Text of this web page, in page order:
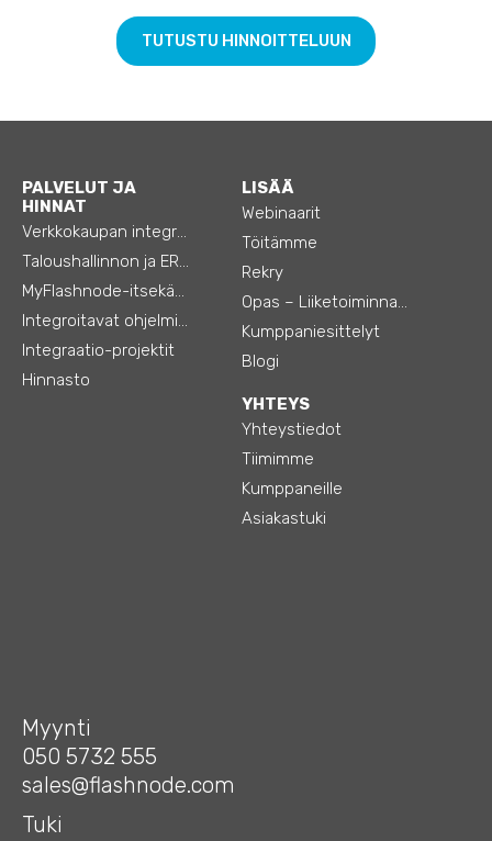
TUTUSTU HINNOITTELUUN
PALVELUT JA
HINNAT
Verkkokaupan integraatiot
Taloushallinnon ja ERP:n integraatiot
MyFlashnode-itsekäyttö-automaatio
Integroitavat ohjelmistot
Integraatio-projektit
Hinnasto
LISÄÄ
Webinaarit
Töitämme
Rekry
Opas – Liiketoiminnan tehostamiseen
Kumppaniesittelyt
Blogi
YHTEYS
Yhteystiedot
Tiimimme
Kumppaneille
Asiakastuki
Myynti
050 5732 555
sales@flashnode.com
Tuki